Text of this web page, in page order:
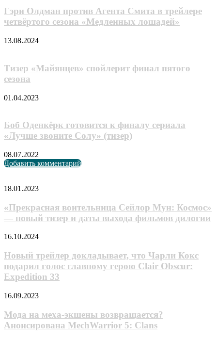
Гэри Олдман против Агента Смита в трейлере
четвёртого сезона «Медленных лошадей»
13.08.2024
Тизер «Майянцев» спойлерит финал пятого
сезона
01.04.2023
Боб Оденкёрк готовится к финалу сериала
«Лучше звоните Солу» (тизер)
08.07.2022
Добавить комментарий
«Прекрасная
Сейлор
Мун:
Космос»
новый
и
даты
выхода
фильмов
дилогии
18.01.2023
«Прекрасная воительница Сейлор Мун: Космос»
— новый тизер и даты выхода фильмов дилогии
Новый
докладывает,
что
Чарли
Кокс
голос
герою
Clair
Obscur:
16.10.2024
Новый трейлер докладывает, что Чарли Кокс
подарил голос главному герою Clair Obscur:
Expedition 33
Мода
меха-
экшены
возвращается?
16.09.2023
Мода на меха-экшены возвращается?
Анонсирована MechWarrior 5: Clans